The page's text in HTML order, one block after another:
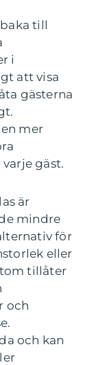
till
i
att visa
gästerna
mer
gäst.
är
mindre
för
eller
tillåter
och
och kan